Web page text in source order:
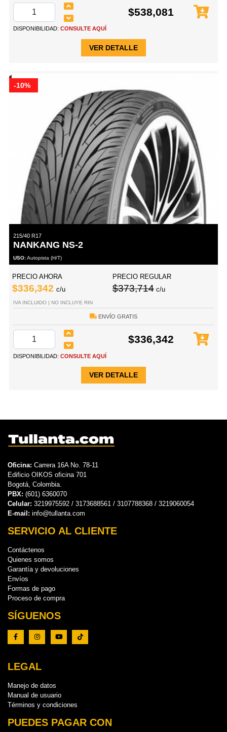
$538,081
DISPONIBILIDAD: CONSULTE AQUÍ
VER DETALLE
-10%
215/40 R17
NANKANG NS-2
USO:Autopista (H/T)
PRECIO AHORA
$336,342 c/u
PRECIO REGULAR
$373,714 c/u
IVA INCLUIDO | NO INCLUYE RIN
ENVÍO GRATIS
$336,342
DISPONIBILIDAD: CONSULTE AQUÍ
VER DETALLE
Oficina: Carrera 16A No. 78-11
Edificio OIKOS oficina 701
Bogotá, Colombia.
PBX: (601) 6360070
Celular: 3219975592 / 3173688561 / 3107788368 / 3219060054
E-mail: info@tullanta.com
SERVICIO AL CLIENTE
Contáctenos
Quienes somos
Garantía y devoluciones
Envíos
Formas de pago
Proceso de compra
SÍGUENOS
LEGAL
Manejo de datos
Manual de usuario
Términos y condiciones
PUEDES PAGAR CON